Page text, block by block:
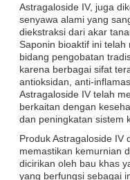
Astragaloside IV, juga
senyawa alami yang
diekstraksi dari akar
Saponin bioaktif ini
bidang pengobatan
karena berbagai sifat
antioksidan, anti-
Astragaloside IV telah
berkaitan dengan
dan peningkatan sistem
Produk Astragaloside IV
memastikan kemurnian
dicirikan oleh bau khas
yang berfungsi sebagai